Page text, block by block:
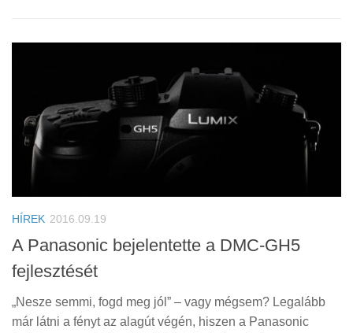
HÍREK 2016.09.19
A Panasonic bejelentette a DMC-GH5
fejlesztését
„Nesze semmi, fogd meg jól” – vagy mégsem? Legalább
már látni a fényt az alagút végén, hiszen a Panasonic